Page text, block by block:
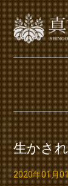
生かさ
2020年01月